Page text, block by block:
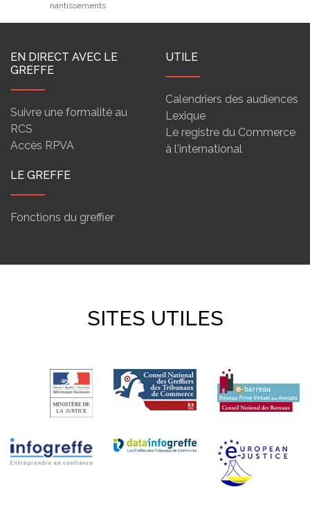
nantissements
EN DIRECT AVEC LE
GREFFE
Suivre une formalité au
RCS
Accès RPVA
UTILE
Calendriers des audiences
Lexique
Le registre du Commerce
à l'international
LE GREFFE
Fonctions du greffier
SITES UTILES